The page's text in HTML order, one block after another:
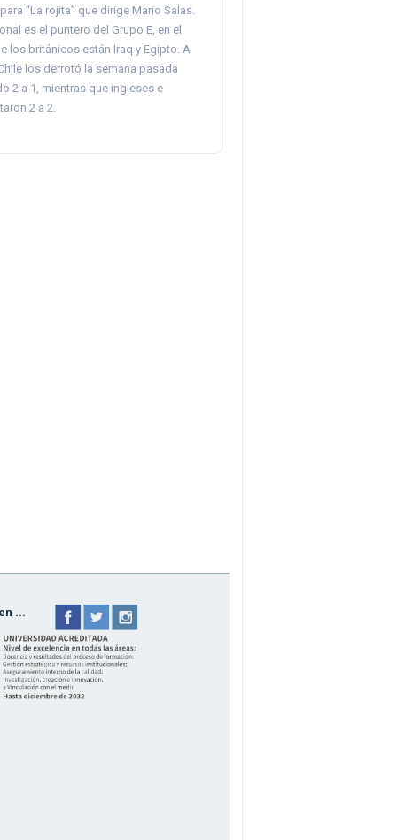
“La rojita” que dirige Mario Salas.
es el puntero del Grupo E, en el
los británicos están Iraq y Egipto. A
los derrotó la semana pasada
2 a 1, mientras que ingleses e
2 a 2.
...